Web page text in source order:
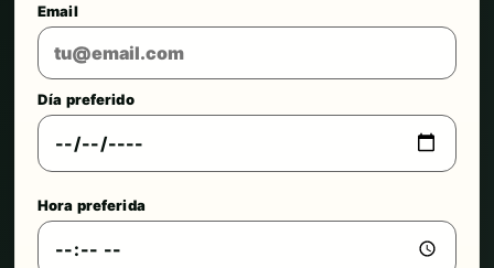
Email
Día preferido
Hora preferida